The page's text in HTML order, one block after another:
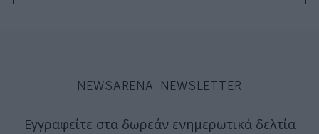
NEWSARENA NEWSLETTER
Εγγραφείτε στα δωρεάν ενημερωτικά δελτία